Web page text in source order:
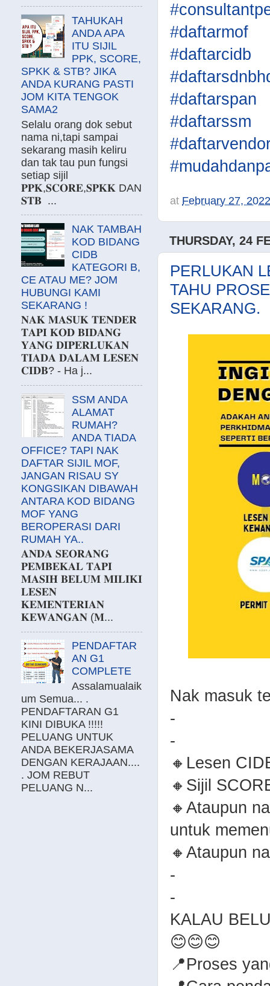
#daftarmof
#daftarcidb
#daftarspan
#daftarssm
at February 27, 2022
THURSDAY, 24
PERLUKAN
TAHU
SEKARANG.
Nak masuk
-
-
🔸Lesen
🔸Sijil
🔸Ataupun
untuk
🔸Ataupun
-
-
KALAU
😊😊😊
📍Proses
TAHUKAH
ANDA APA
ITU SIJIL
PPK, SCORE,
SPKK & STB? JIKA
ANDA KURANG PASTI
JOM KITA TENGOK
SAMA2
Selalu orang dok sebut
nama ni,tapi sampai
sekarang masih keliru
dan tak tau pun fungsi
setiap sijil
𝐏𝐏𝐊,𝐒𝐂𝐎𝐑𝐄,𝐒𝐏𝐊𝐊 DAN
𝐒𝐓𝐁 ...
NAK TAMBAH
KOD BIDANG
CIDB
KATEGORI B,
CE ATAU ME? JOM
HUBUNGI KAMI
SEKARANG !
𝐍𝐀𝐊 𝐌𝐀𝐒𝐔𝐊 𝐓𝐄𝐍𝐃𝐄𝐑
𝐓𝐀𝐏𝐈 𝐊𝐎𝐃 𝐁𝐈𝐃𝐀𝐍𝐆
𝐘𝐀𝐍𝐆 𝐃𝐈𝐏𝐄𝐑𝐋𝐔𝐊𝐀𝐍
𝐓𝐈𝐀𝐃𝐀 𝐃𝐀𝐋𝐀𝐌 𝐋𝐄𝐒𝐄𝐍
𝐂𝐈𝐃𝐁? - Ha j...
SSM ANDA
ALAMAT
RUMAH?
ANDA TIADA
OFFICE? TAPI NAK
DAFTAR SIJIL MOF,
JANGAN RISAU SY
KONGSIKAN DIBAWAH
ANTARA KOD BIDANG
MOF YANG
BEROPERASI DARI
RUMAH YA..
𝐀𝐍𝐃𝐀 𝐒𝐄𝐎𝐑𝐀𝐍𝐆
𝐏𝐄𝐌𝐁𝐄𝐊𝐀𝐋 𝐓𝐀𝐏𝐈
𝐌𝐀𝐒𝐈𝐇 𝐁𝐄𝐋𝐔𝐌 𝐌𝐈𝐋𝐈𝐊𝐈
𝐋𝐄𝐒𝐄𝐍
𝐊𝐄𝐌𝐄𝐍𝐓𝐄𝐑𝐈𝐀𝐍
𝐊𝐄𝐖𝐀𝐍𝐆𝐀𝐍 (𝐌...
PENDAFTAR
AN G1
COMPLETE
Assalamualaik
um Semua... .
PENDAFTARAN G1
KINI DIBUKA !!!!!
PELUANG UNTUK
ANDA BEKERJASAMA
DENGAN KERAJAAN....
. JOM REBUT
PELUANG N...